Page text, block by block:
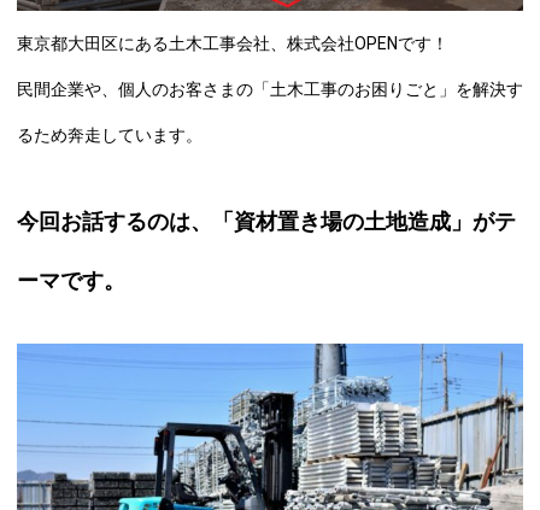
東京都大田区にある土木工事会社、株式会社OPENです！
民間企業や、個人のお客さまの「土木工事のお困りごと」を解決す
るため奔走しています。
今回お話するのは、「資材置き場の土地造成」がテ
ーマです。